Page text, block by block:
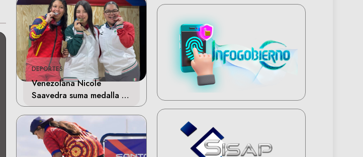
DEPORTES
Venezolana Nicole
Saavedra suma medalla de
plata en la final de Tiro
Deportivo